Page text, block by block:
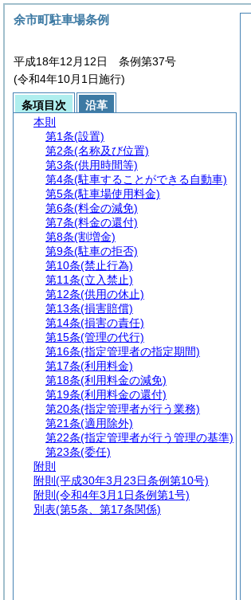
余市町駐車場条例
平成18年12月12日 条例第37号
(令和4年10月1日施行)
条項目次
沿革
本則
第1条(設置)
第2条(名称及び位置)
第3条(供用時間等)
第4条(駐車することができる自動車)
第5条(駐車場使用料金)
第6条(料金の減免)
第7条(料金の還付)
第8条(割増金)
第9条(駐車の拒否)
第10条(禁止行為)
第11条(立入禁止)
第12条(供用の休止)
第13条(損害賠償)
第14条(損害の責任)
第15条(管理の代行)
第16条(指定管理者の指定期間)
第17条(利用料金)
第18条(利用料金の減免)
第19条(利用料金の還付)
第20条(指定管理者が行う業務)
第21条(適用除外)
第22条(指定管理者が行う管理の基準)
第23条(委任)
附則
附則 (平成30年3月23日条例第10号)
附則 (令和4年3月1日条例第1号)
別表(第5条、第17条関係)